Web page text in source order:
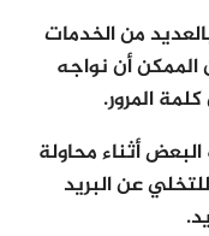
من الخدمات
أن نواجه
المرور.
أثناء محاولة
عن البريد